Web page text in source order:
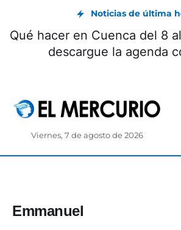
Noticias de última
Qué hacer en Cuenca del 8
descargue la agenda
Viernes, 7 de agosto de 2026
Emmanuel